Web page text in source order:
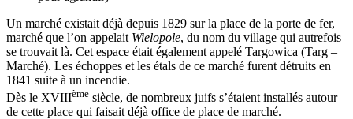
Un marché existait déjà depuis 1829 sur la place de la porte de fer,
marché que l’on appelait Wielopole, du nom du village qui autrefois
se trouvait là. Cet espace était également appelé Targowica (Targ –
Marché). Les échoppes et les étals de ce marché furent détruits en
1841 suite à un incendie.
Dès le XVIIIème siècle, de nombreux juifs s’étaient installés autour
de cette place qui faisait déjà office de place de marché.